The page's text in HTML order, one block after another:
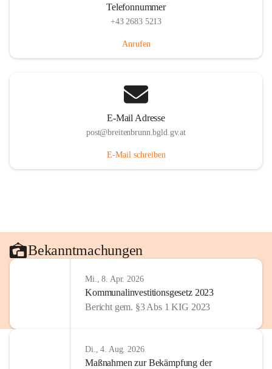
Telefonnummer
+43 2683 5213
Anrufen
E-Mail Adresse
post@breitenbrunn.bgld.gv.at
E-Mail schreiben
Bekanntmachungen
Mi., 8. Apr. 2026
Kommunalinvestitionsgesetz 2023
Bericht gem. §3 Abs 1 KIG 2023
Di., 4. Aug. 2026
Maßnahmen zur Bekämpfung der